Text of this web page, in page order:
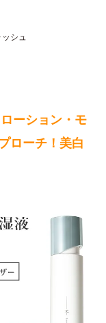
シュ
ーション・モ
ローチ！美白